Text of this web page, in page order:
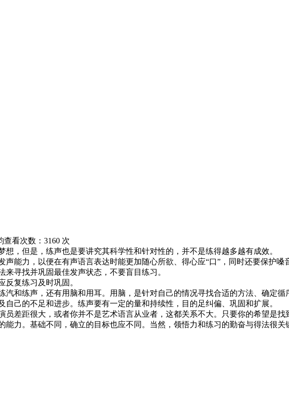
查看次数：3160 次
，但是，练声也是要讲究其科学性和针对性的，并不是练得越多越有成效。
能力，以便在有声语言表达时能更加随心所欲、得心应“口”，同时还要保护嗓
寻找并巩固最佳发声状态，不要盲目练习。
复练习及时巩固。
和练声，还有用脑和用耳。用脑，是针对自己的情况寻找合适的方法、确定循
己的不足和进步。练声要有一定的量和持续性，目的足纠偏、巩固和扩展。
差距很大，或者你并不是艺术语言从业者，这都关系不大。只要你的希望是
力。基础不同，确立的目标也应不同。当然，领悟力和练习的勤奋与得法很关